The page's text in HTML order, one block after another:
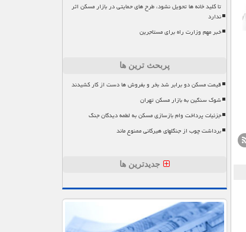
تا کلید خانه ها تحویل نشود، طرح های حمایتی در بازار مسکن اثر
ندارد
خبر مهم وزارت راه برای مستاجرین
پربحث ترین ها
قیمت مسکن دو برابر شد بخر و بفروش ها دست از کار کشیدند
شوک سنگین به بازار مسکن تهران
جزئیات پرداخت وام بازسازی مسکن به لطمه دیدگان جنگ
برداشت چوب از جنگلهای هیرکانی ممنوع ماند
جدیدترین ها